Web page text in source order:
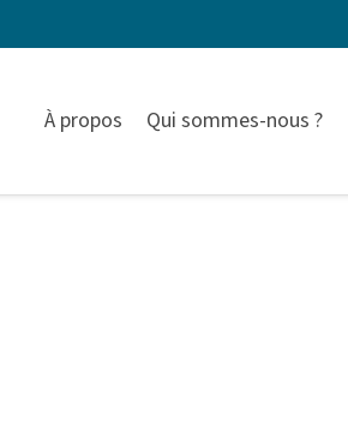
À propos Qui sommes-nous ?